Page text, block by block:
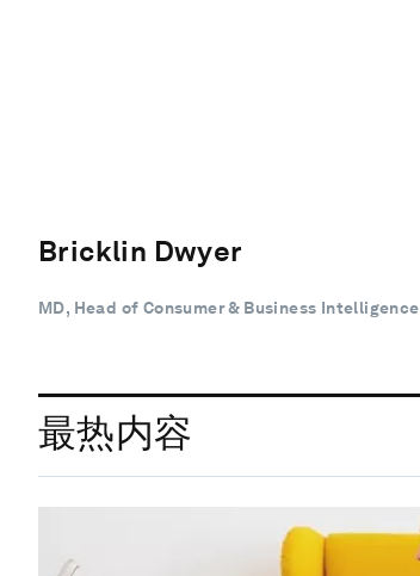
Bricklin Dwyer
MD, Head of Consumer & Business Intelligence
最热内容